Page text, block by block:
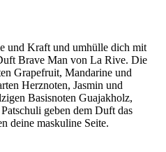
und Kraft und umhülle dich mit
Brave Man von La Rive. Die
Grapefruit, Mandarine und
Herznoten, Jasmin und
Basisnoten Guajakholz,
geben dem Duft das
deine maskuline Seite.